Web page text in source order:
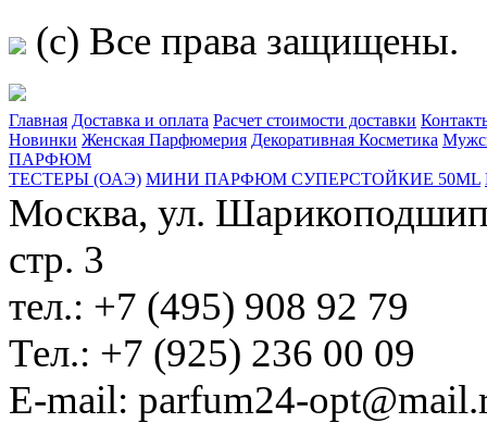
(c) Все права защищены.
Главная Доставка и оплата Расчет стоимости доставки
Новинки Женская Парфюмерия Декоративная Косметика
ПАРФЮМ
ТЕСТЕРЫ (ОАЭ) МИНИ ПАРФЮМ СУПЕРСТОЙКИЕ 50ML
Москва, ул.
стр. 3
тел.: +7 (495) 908 92 79
Тел.: +7 (925) 236 00 09
E-mail: parfum24-